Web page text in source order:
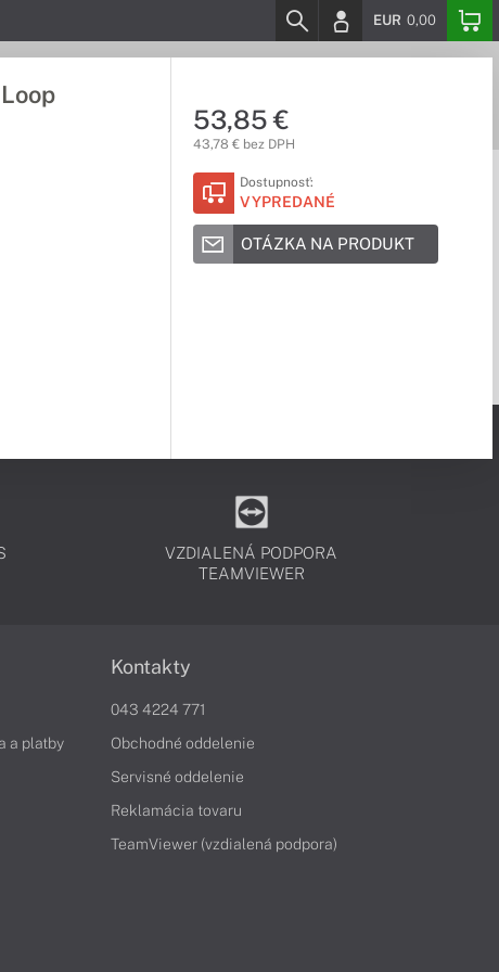
EUR 0,00
53,85 €
43,78 € bez DPH
Dostupnosť:
VYPREDANÉ
OTÁZKA NA PRODUKT
VZDIALENÁ PODPORA
TEAMVIEWER
a platby
Kontakty
043 4224 771
Obchodné oddelenie
Servisné oddelenie
Reklamácia tovaru
TeamViewer (vzdialená podpora)